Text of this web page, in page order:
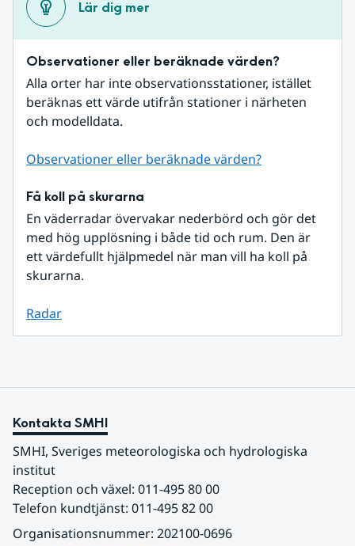
Lär dig mer
Observationer eller beräknade värden?
Alla orter har inte observationsstationer, istället
beräknas ett värde utifrån stationer i närheten
och modelldata.
Observationer eller beräknade värden?
Få koll på skurarna
En väderradar övervakar nederbörd och gör det
med hög upplösning i både tid och rum. Den är
ett värdefullt hjälpmedel när man vill ha koll på
skurarna.
Radar
Kontakta SMHI
SMHI, Sveriges meteorologiska och hydrologiska
institut
Reception och växel: 011-495 80 00
Telefon kundtjänst: 011-495 82 00
Organisationsnummer: 202100-0696